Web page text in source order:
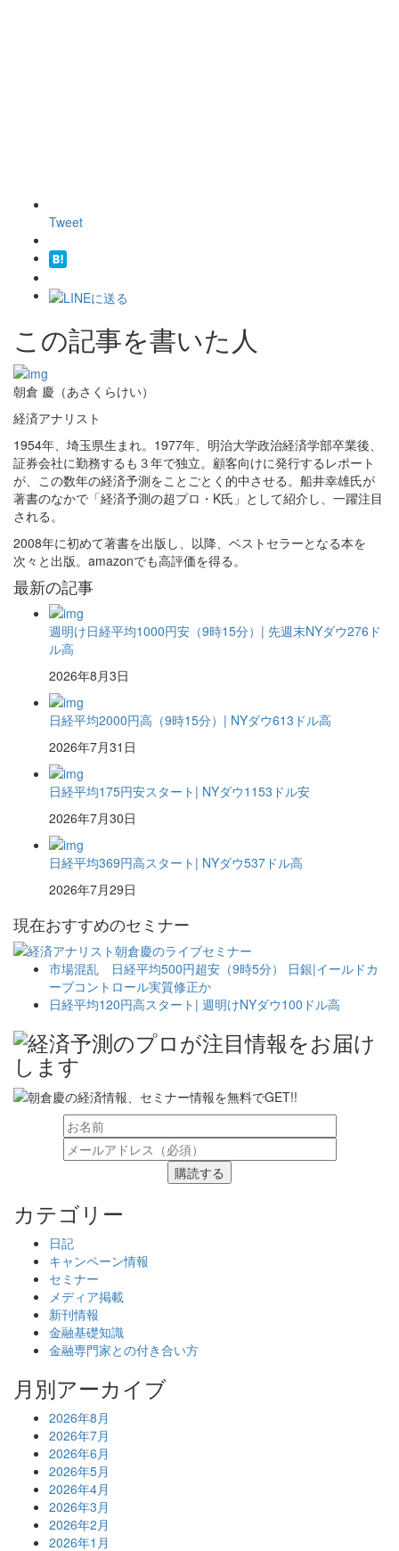
Tweet
この記事を書いた人
朝倉 慶（あさくらけい）
経済アナリスト
1954年、埼玉県生まれ。1977年、明治大学政治経済学部卒業後、
証券会社に勤務するも３年で独立。顧客向けに発行するレポート
が、この数年の経済予測をことごとく的中させる。船井幸雄氏が
著書のなかで「経済予測の超プロ・K氏」として紹介し、一躍注目
される。
2008年に初めて著書を出版し、以降、ベストセラーとなる本を
次々と出版。amazonでも高評価を得る。
最新の記事
週明け日経平均1000円安（9時15分）| 先週末NYダウ276ド
ル高
2026年8月3日
日経平均2000円高（9時15分）| NYダウ613ドル高
2026年7月31日
日経平均175円安スタート| NYダウ1153ドル安
2026年7月30日
日経平均369円高スタート| NYダウ537ドル高
2026年7月29日
現在おすすめのセミナー
市場混乱 日経平均500円超安（9時5分） 日銀|イールドカ
ーブコントロール実質修正か
日経平均120円高スタート| 週明けNYダウ100ドル高
購読する
カテゴリー
日記
キャンペーン情報
セミナー
メディア掲載
新刊情報
金融基礎知識
金融専門家との付き合い方
月別アーカイブ
2026年8月
2026年7月
2026年6月
2026年5月
2026年4月
2026年3月
2026年2月
2026年1月